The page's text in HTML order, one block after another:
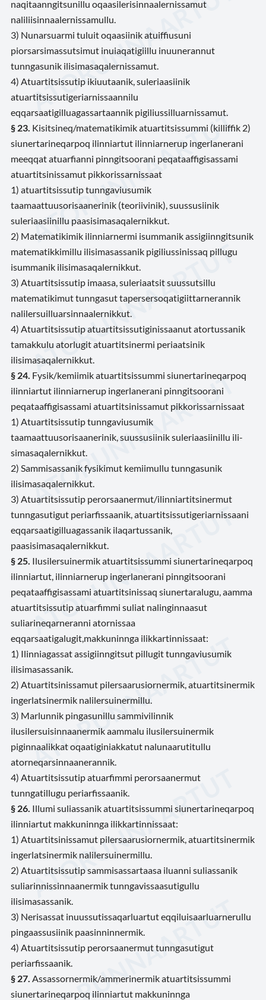
naqitaanngitsunillu oqaasilerisinnaalernissamut
naliliisinnaalernissamullu.
3) Nunarsuarmi tuluit oqaasiinik atuiffiusuni
piorsarsimassutsimut inuiaqatigiillu inuunerannut
tunngasunik ilisimasaqalernissamut.
4) Atuartitsissutip ikiuutaanik, suleriaasiinik
atuartitsissutigeriarnissaannilu
eqqarsaatigilluagassartaannik pigiliussilluarnissamut.
§ 23. Kisitsineq/matematikimik atuartitsissummi (killiffik 2)
siunertarineqarpoq ilinniartut ilinniarnerup ingerlanerani
meeqqat atuarfianni pinngitsoorani peqataaffigisassami
atuartitsinissamut pikkorissarnissaat
1) atuartitsissutip tunngaviusumik
taamaattuusorisaanerinik (teoriivinik), suussusiinik
suleriaasiinillu paasisimasaqalernikkut.
2) Matematikimik ilinniarnermi isummanik assigiinngitsunik
matematikkimillu ilisimasassanik pigiliussinissaq pillugu
isummanik ilisimasaqalernikkut.
3) Atuartitsissutip imaasa, suleriaatsit suussutsillu
matematikimut tunngasut tapersersoqatigiittarnerannik
nalilersuilluarsinnaalernikkut.
4) Atuartitsissutip atuartitsissutiginissaanut atortussanik
tamakkulu atorlugit atuartitsinermi periaatsinik
ilisimasaqalernikkut.
§ 24. Fysik/kemiimik atuartitsissummi siunertarineqarpoq
ilinniartut ilinniarnerup ingerlanerani pinngitsoorani
peqataaffigisassami atuartitsinissamut pikkorissarnissaat
1) Atuartitsissutip tunngaviusumik
taamaattuusorisaanerinik, suussusiinik suleriaasiinillu ili-
simasaqalernikkut.
2) Sammisassanik fysikimut kemiimullu tunngasunik
ilisimasaqalernikkut.
3) Atuartitsissutip perorsaanermut/ilinniartitsinermut
tunngasutigut periarfissaanik, atuartitsissutigeriarnissaani
eqqarsaatigilluagassanik ilaqartussanik,
paasisimasaqalernikkut.
§ 25. Ilusilersuinermik atuartitsissummi siunertarineqarpoq
ilinniartut, ilinniarnerup ingerlanerani pinngitsoorani
peqataaffigisassami atuartitsinissaq siunertaralugu, aamma
atuartitsissutip atuarfimmi suliat nalinginnaasut
suliarineqarneranni atornissaa
eqqarsaatigalugit,makkuninnga ilikkartinnissaat:
1) Ilinniagassat assigiinngitsut pillugit tunngaviusumik
ilisimasassanik.
2) Atuartitsinissamut pilersaarusiornermik, atuartitsinermik
ingerlatsinermik nalilersuinermillu.
3) Marlunnik pingasunillu sammivilinnik
ilusilersuisinnaanermik aammalu ilusilersuinermik
piginnaalikkat oqaatiginiakkatut nalunaarutitullu
atorneqarsinnaanerannik.
4) Atuartitsissutip atuarfimmi perorsaanermut
tunngatillugu periarfissaanik.
§ 26. Illumi suliassanik atuartitsissummi siunertarineqarpoq
ilinniartut makkuninnga ilikkartinnissaat:
1) Atuartitsinissamut pilersaarusiornermik, atuartitsinermik
ingerlatsinermik nalilersuinermillu.
2) Atuartitsissutip sammisassartaasa iluanni suliassanik
suliarinnissinnaanermik tunngavissaasutigullu
ilisimasassanik.
3) Nerisassat inuussutissaqarluartut eqqiluisaarluarnerullu
pingaassusiinik paasinninnermik.
4) Atuartitsissutip perorsaanermut tunngasutigut
periarfissaanik.
§ 27. Assassornermik/ammerinermik atuartitsissummi
siunertarineqarpoq ilinniartut makkuninnga